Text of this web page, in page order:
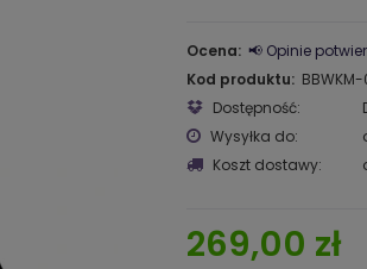
Ocena: 📢 Opinie
Kod produktu: BBWKM-
Dostępność:
Wysyłka do:
Koszt dostawy:
269,00 zł